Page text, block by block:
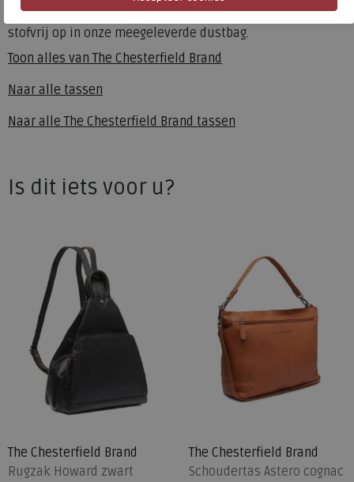
jouw tas jarenlang mee! Ook berg je de tas veilig en
stofvrij op in onze meegeleverde dustbag.
Toon alles vanThe Chesterfield Brand
Naar alle tassen
Naar alleThe Chesterfield Brand tassen
Is dit iets voor u?
The Chesterfield Brand
Rugzak Howard zwart
The Chesterfield Brand
Schoudertas Astero cognac